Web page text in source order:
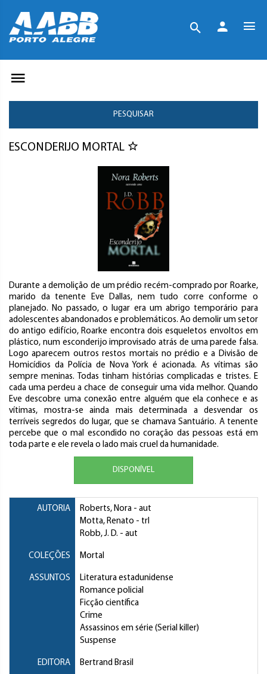
PESQUISAR
ESCONDERIJO MORTAL
Durante a demolição de um prédio recém-comprado por Roarke,
marido da tenente Eve Dallas, nem tudo corre conforme o
planejado. No passado, o lugar era um abrigo temporário para
adolescentes abandonados e problemáticos. Ao demolir um setor
do antigo edifício, Roarke encontra dois esqueletos envoltos em
plástico, num esconderijo improvisado atrás de uma parede falsa.
Logo aparecem outros restos mortais no prédio e a Divisão de
Homicídios da Polícia de Nova York é acionada. As vítimas são
sempre meninas. Todas tinham histórias complicadas e tristes. E
cada uma perdeu a chace de conseguir uma vida melhor. Quando
Eve descobre uma conexão entre alguém que ela conhece e as
vítimas, mostra-se ainda mais determinada a desvendar os
terríveis segredos do lugar, que se chamava Santuário. A tenente
percebe que o mal escondido no coração das pessoas está em
toda parte e ele revela o lado mais cruel da humanidade.
DISPONÍVEL
AUTORIA Roberts, Nora - aut
Motta, Renato - trl
Robb, J. D. - aut
COLEÇÕES Mortal
ASSUNTOS
Literatura estadunidense
Romance policial
Ficção científica
Crime
Assassinos em série (Serial killer)
Suspense
EDITORA Bertrand Brasil